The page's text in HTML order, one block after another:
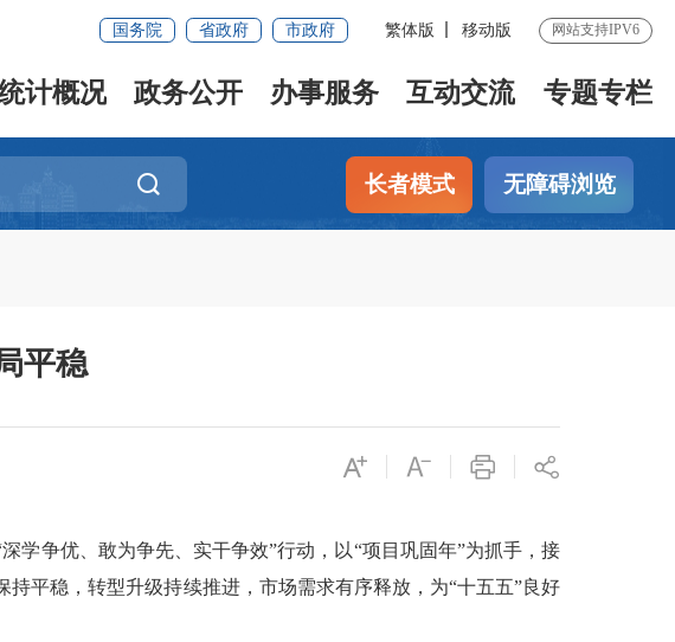
国务院 省政府 市政府 繁体版 移动版 网站支持IPV6
计概况 政务公开 办事服务 互动交流 专题专栏
长者模式 无障碍浏览
平稳
学争优、敢为争先、实干争效”行动， 以“项目巩固年”为抓手，接
持平稳，转型升级持续推进，市场需求有序释放，为“十五五”良好